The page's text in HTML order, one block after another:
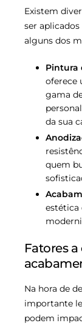
Existem
ser
alguns dos
Pintura
oferece
gama
da sua
quem
estética
Fatores
Na hora de
importante
podem